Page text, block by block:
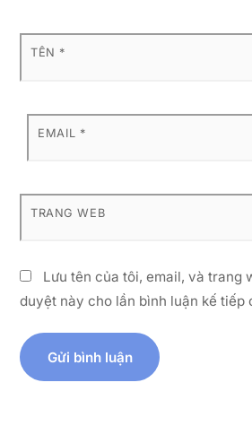
TÊN *
EMAIL *
TRANG WEB
Lưu tên của tôi, email, và trang
duyệt này cho lần bình luận kế tiếp